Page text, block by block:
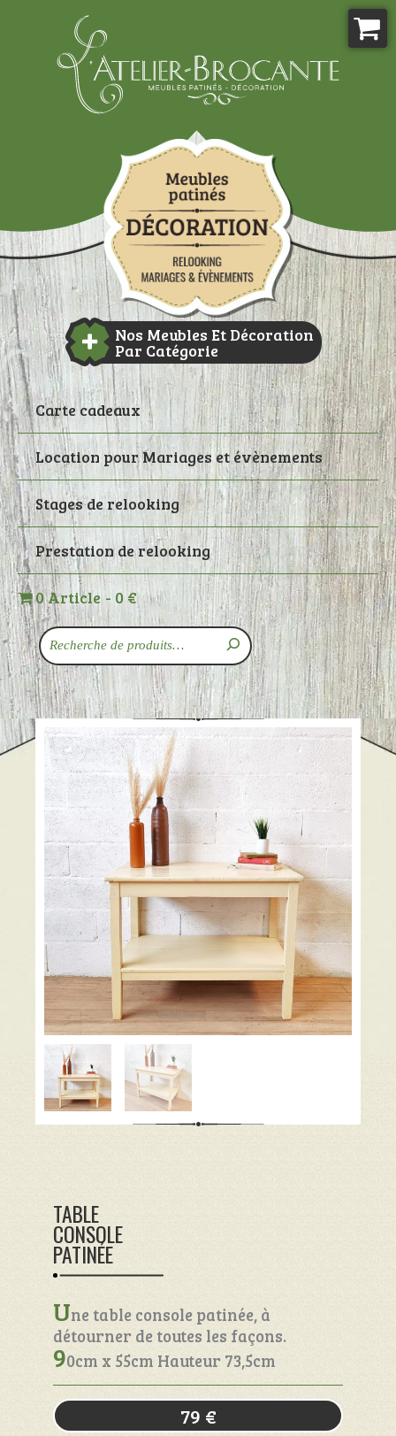
Nos Meubles Et Décoration
Par Catégorie
Carte cadeaux
Location pour Mariages et évènements
Stages de relooking
Prestation de relooking
0 Article 0 €
Recherche
Une table console patinée, à
détourner de toutes les façons.
90cm x 55cm Hauteur 73,5cm
TABLE
CONSOLE
PATINÉE
79 €